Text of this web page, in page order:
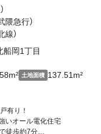
隈急行）
線）
船岡1丁目
土地面積 137.51m²
有り！
いオール電化住宅
徒歩約7分